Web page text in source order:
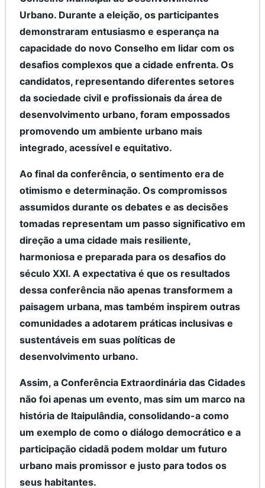
Urbano. Durante a eleição, os participantes
demonstraram entusiasmo e esperança na
capacidade do novo Conselho em lidar com os
desafios complexos que a cidade enfrenta. Os
candidatos, representando diferentes setores
da sociedade civil e profissionais da área de
desenvolvimento urbano, foram empossados
promovendo um ambiente urbano mais
integrado, acessível e equitativo.
Ao final da conferência, o sentimento era de
otimismo e determinação. Os compromissos
assumidos durante os debates e as decisões
tomadas representam um passo significativo em
direção a uma cidade mais resiliente,
harmoniosa e preparada para os desafios do
século XXI. A expectativa é que os resultados
dessa conferência não apenas transformem a
paisagem urbana, mas também inspirem outras
comunidades a adotarem práticas inclusivas e
sustentáveis em suas políticas de
desenvolvimento urbano.
Assim, a Conferência Extraordinária das Cidades
não foi apenas um evento, mas sim um marco na
história de Itaipulândia, consolidando-a como
um exemplo de como o diálogo democrático e a
participação cidadã podem moldar um futuro
urbano mais promissor e justo para todos os
seus habitantes.